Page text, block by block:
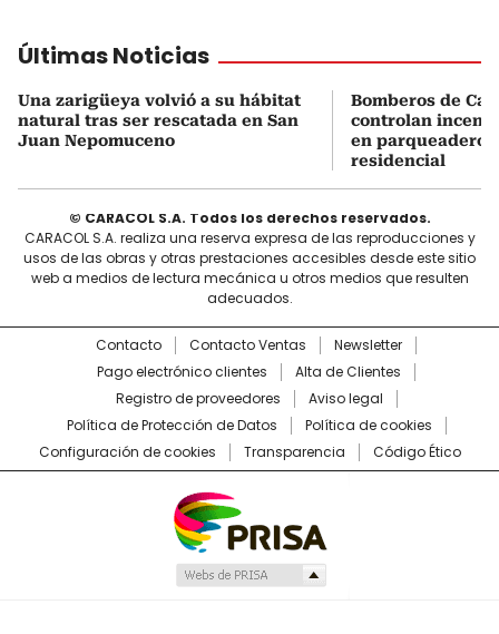
Últimas Noticias
Una zarigüeya volvió a su hábitat
natural tras ser rescatada en San
Juan Nepomuceno
Bomberos de
controlan
en parqueadero
residencial
© CARACOL S.A. Todos los derechos reservados.
CARACOL S.A. realiza una reserva expresa de las reproducciones y
usos de las obras y otras prestaciones accesibles desde este sitio
web a medios de lectura mecánica u otros medios que resulten
adecuados.
Contacto Contacto Ventas
Newsletter
Pago electrónico clientes
Alta de Clientes
Registro de proveedores
Aviso legal
Política de Protección de Datos
Política de cookies
Configuración de cookies
Transparencia Código Ético